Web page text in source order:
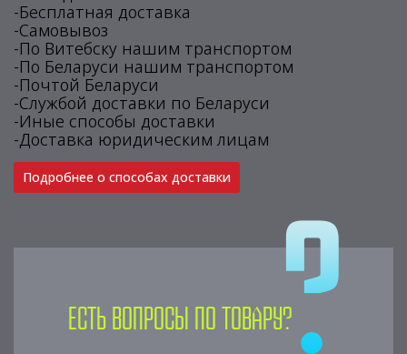
-Бесплатная доставка
-Самовывоз
-По Витебску нашим транспортом
-По Беларуси нашим транспортом
-Почтой Беларуси
-Службой доставки по Беларуси
-Иные способы доставки
-Доставка юридическим лицам
Подробнее о способах доставки
Есть вопросы по товару?